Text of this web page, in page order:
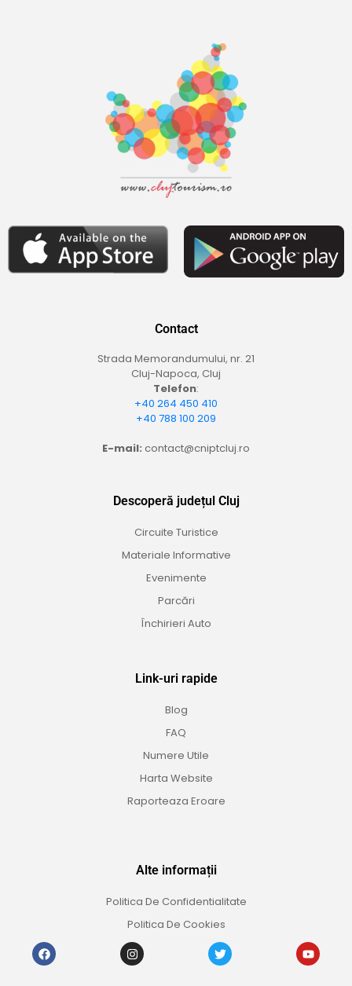
Contact
Strada Memorandumului, nr. 21
Cluj-Napoca, Cluj
Telefon:
+40 264 450 410
+40 788 100 209
E-mail: contact@cniptcluj.ro
Descoperă județul Cluj
Circuite Turistice
Materiale Informative
Evenimente
Parcări
Închirieri Auto
Link-uri rapide
Blog
FAQ
Numere Utile
Harta Website
Raporteaza Eroare
Alte informații
Politica De Confidentialitate
Politica De Cookies